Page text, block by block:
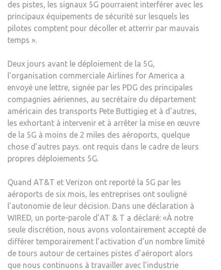
des pistes, les signaux 5G pourraient interférer avec les
principaux équipements de sécurité sur lesquels les
pilotes comptent pour décoller et atterrir par mauvais
temps ».
Deux jours avant le déploiement de la 5G,
l’organisation commerciale Airlines for America a
envoyé une lettre, signée par les PDG des principales
compagnies aériennes, au secrétaire du département
américain des transports Pete Buttigieg et à d’autres,
les exhortant à intervenir et à arrêter la mise en œuvre
de la 5G à moins de 2 miles des aéroports, quelque
chose d’autres pays. ont requis dans le cadre de leurs
propres déploiements 5G.
Quand AT&T et Verizon ont reporté la 5G par les
aéroports de six mois, les entreprises ont souligné
l’autonomie de leur décision. Dans une déclaration à
WIRED, un porte-parole d’AT & T a déclaré: «À notre
seule discrétion, nous avons volontairement accepté de
différer temporairement l’activation d’un nombre limité
de tours autour de certaines pistes d’aéroport alors
que nous continuons à travailler avec l’industrie